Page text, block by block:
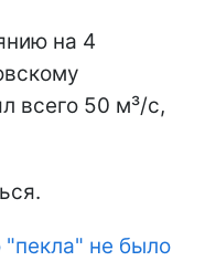
на 4
всего 50 м³/с,
"пекла" не было